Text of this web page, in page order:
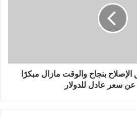
بنجاح والوقت مازال مبكرًا
سعر عادل للدولار